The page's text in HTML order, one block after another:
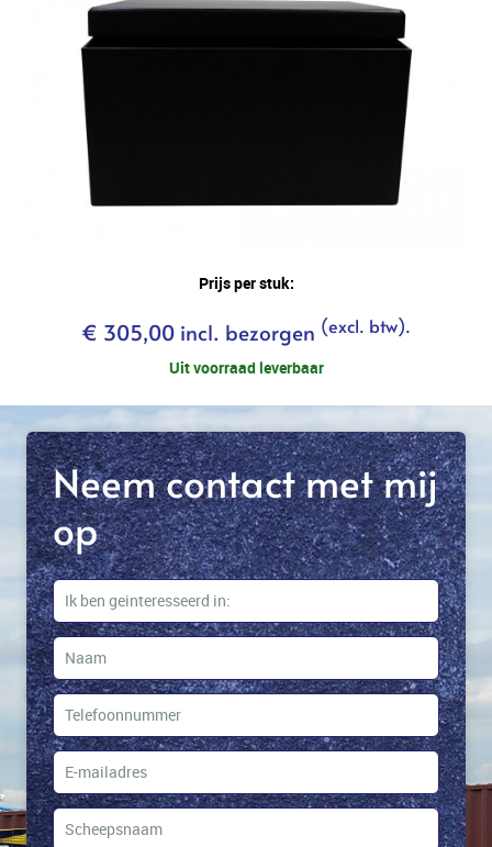
Prijs per stuk:
€ 305,00 incl. bezorgen (excl. btw).
Uit voorraad leverbaar
Neem contact met mij
op